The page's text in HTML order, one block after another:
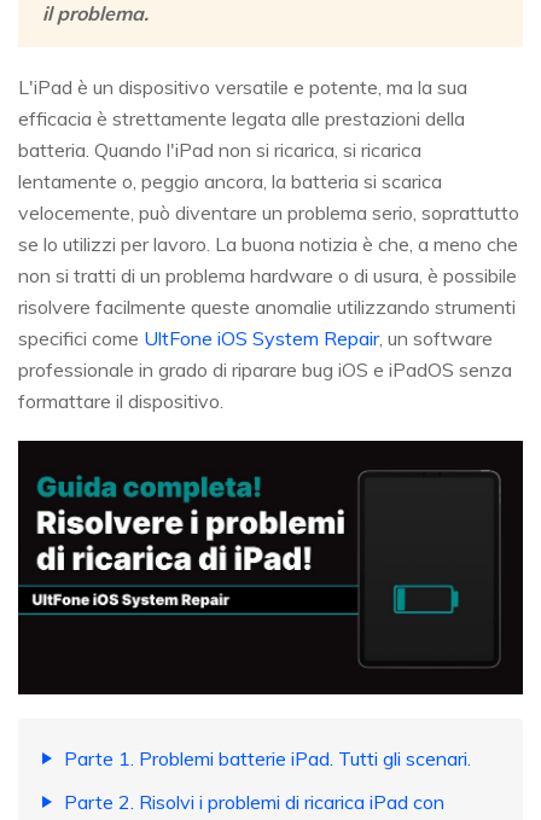
il problema.
L'iPad è un dispositivo versatile e potente, ma la sua
efficacia è strettamente legata alle prestazioni della
batteria. Quando l'iPad non si ricarica, si ricarica
lentamente o, peggio ancora, la batteria si scarica
velocemente, può diventare un problema serio, soprattutto
se lo utilizzi per lavoro. La buona notizia è che, a meno che
non si tratti di un problema hardware o di usura, è possibile
risolvere facilmente queste anomalie utilizzando strumenti
specifici come UltFone iOS System Repair, un software
professionale in grado di riparare bug iOS e iPadOS senza
formattare il dispositivo.
Parte 1. Problemi batterie iPad. Tutti gli scenari.
Parte 2. Risolvi i problemi di ricarica iPad con